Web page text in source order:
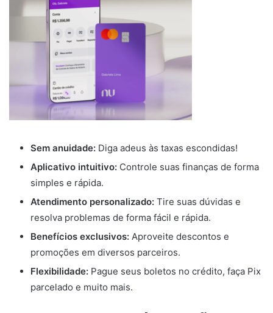
Sem anuidade: Diga adeus às taxas escondidas!
Aplicativo intuitivo: Controle suas finanças de forma
simples e rápida.
Atendimento personalizado: Tire suas dúvidas e
resolva problemas de forma fácil e rápida.
Benefícios exclusivos: Aproveite descontos e
promoções em diversos parceiros.
Flexibilidade: Pague seus boletos no crédito, faça Pix
parcelado e muito mais.